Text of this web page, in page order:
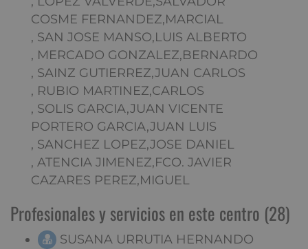
COSME FERNANDEZ,MARCIAL
, SAN JOSE MANSO,LUIS ALBERTO
, MERCADO GONZALEZ,BERNARDO
, SAINZ GUTIERREZ,JUAN CARLOS
, RUBIO MARTINEZ,CARLOS
, SOLIS GARCIA,JUAN VICENTE
PORTERO GARCIA,JUAN LUIS
, SANCHEZ LOPEZ,JOSE DANIEL
, ATENCIA JIMENEZ,FCO. JAVIER
CAZARES PEREZ,MIGUEL
Profesionales y servicios en este centro (28)
SUSANA URRUTIA HERNANDO